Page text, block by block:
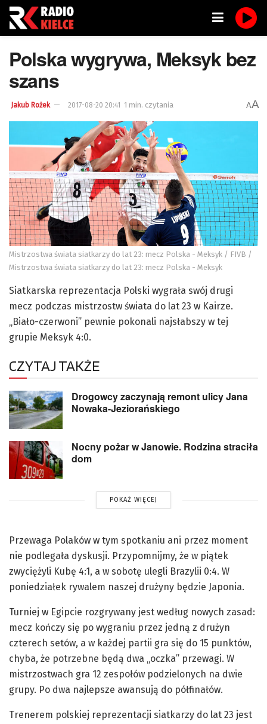
Polska wygrywa, Meksyk bez
szans
Jakub Rożek 2017-08-20 20:41 1 min. czytania AA
Mistrzostwa świata siatkarzy do lat 23: mecz Polska - Meksyk / FIVB /
Mistrzostwa świata siatkarzy do lat 23: mecz Polska - Meksyk
Siatkarska reprezentacja Polski wygrała swój drugi
mecz podczas mistrzostw świata do lat 23 w Kairze.
„Biało-czerwoni” pewnie pokonali najsłabszy w tej
grupie Meksyk 4:0.
CZYTAJ TAKŻE
Drogowcy zaczynają remont ulicy Jana
Nowaka-Jeziorańskiego
Nocny pożar w Janowie. Rodzina straciła
dom
POKAŻ WIĘCEJ
Przewaga Polaków w tym spotkaniu ani przez moment
nie podlegała dyskusji. Przypomnijmy, że w piątek
zwyciężyli Kubę 4:1, a w sobotę ulegli Brazylii 0:4. W
poniedziałek rywalem naszej drużyny będzie Japonia.
Turniej w Egipcie rozgrywany jest według nowych zasad:
mecz kończy się po wygraniu przez jedną z drużyn
czterech setów, a w każdej partii gra się do 15 punktów,
chyba, że potrzebne będą dwa „oczka” przewagi. W
mistrzostwach gra 12 zespołów podzielonych na dwie
grupy. Po dwa najlepsze awansują do półfinałów.
Trenerem polskiej reprezentacji siatkarzy do lat 23 jest